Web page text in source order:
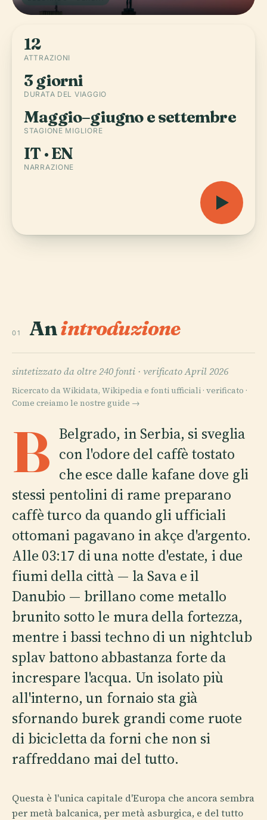
12
ATTRAZIONI
3 giorni
DURATA DEL VIAGGIO
Maggio–giugno e settembre
STAGIONE MIGLIORE
IT · EN
NARRAZIONE
01 Anintroduzione
sintetizzato da oltre 240 fonti · verificato April 2026
Ricercato da Wikidata, Wikipedia e fonti ufficiali · verificato ·
Come creiamo le nostre guide →
B Belgrado, in Serbia, si sveglia
con l'odore del caffè tostato
che esce dalle kafane dove gli
stessi pentolini di rame preparano
caffè turco da quando gli ufficiali
ottomani pagavano in akçe d'argento.
Alle 03:17 di una notte d'estate, i due
fiumi della città — la Sava e il
Danubio — brillano come metallo
brunito sotto le mura della fortezza,
mentre i bassi techno di un nightclub
splav battono abbastanza forte da
increspare l'acqua. Un isolato più
all'interno, un fornaio sta già
sfornando burek grandi come ruote
di bicicletta da forni che non si
raffreddano mai del tutto.
Questa è l'unica capitale d'Europa che ancora sembra
per metà balcanica, per metà asburgica, e del tutto